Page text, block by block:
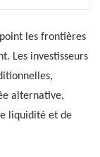
les frontières
Les investisseurs
alternative,
liquidité et de